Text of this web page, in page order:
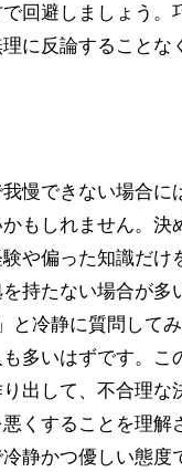
回避しましょう。
に反論することな
慢できない場合に
もしれません。決
や偏った知識だけ
持たない場合が多
と冷静に質問して
多いはずです。こ
出して、不合理な
くすることを理解
静かつ優しい態度